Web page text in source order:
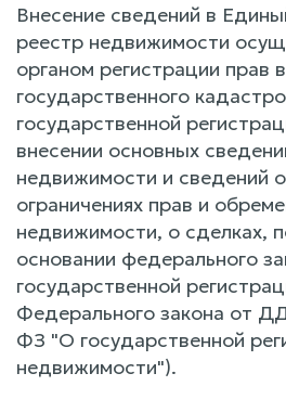
Внесение сведений в
реестр недвижимости
органом регистрации прав
государственного
государственной
внесении основных
недвижимости и сведений
ограничениях прав и
недвижимости, о сделках,
основании федерального
государственной
Федерального закона от
ФЗ "О государственной
недвижимости").